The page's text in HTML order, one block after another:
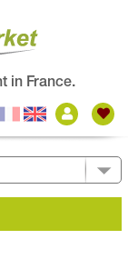
in France.